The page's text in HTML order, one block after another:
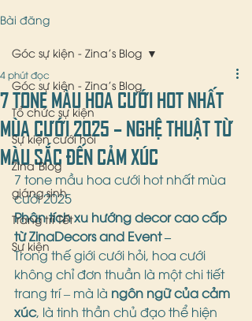
Bài đăng
Góc sự kiện - Zina's Blog
Tổ chức sự kiện
Sự kiện cưới hỏi
Zina'Blog
giáng sinh
Trang trí Tết
Sự kiện
Góc sự kiện - Zina's Blog
7 TONE MÀU HOA CƯỚI HOT NHẤT
MÙA CƯỚI 2025 – NGHỆ THUẬT TỪ
MÀU SẮC ĐẾN CẢM XÚC
4 phút đọc
7 tone mầu hoa cưới hot nhất mùa
cưới 2025
Phân tích xu hướng decor cao cấp
từ ZinaDecors and Event –
Trong thế giới cưới hỏi, hoa cưới
không chỉ đơn thuần là một chi tiết
trang trí – mà là ngôn ngữ của cảm
xúc, là tinh thần chủ đạo thể hiện